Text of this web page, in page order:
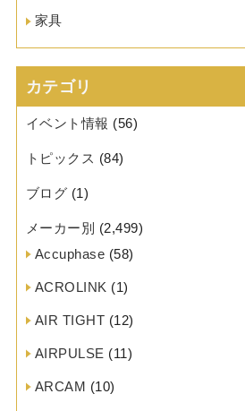
家具
カテゴリ
イベント情報 (56)
トピックス (84)
ブログ (1)
メーカー別 (2,499)
Accuphase (58)
ACROLINK (1)
AIR TIGHT (12)
AIRPULSE (11)
ARCAM (10)